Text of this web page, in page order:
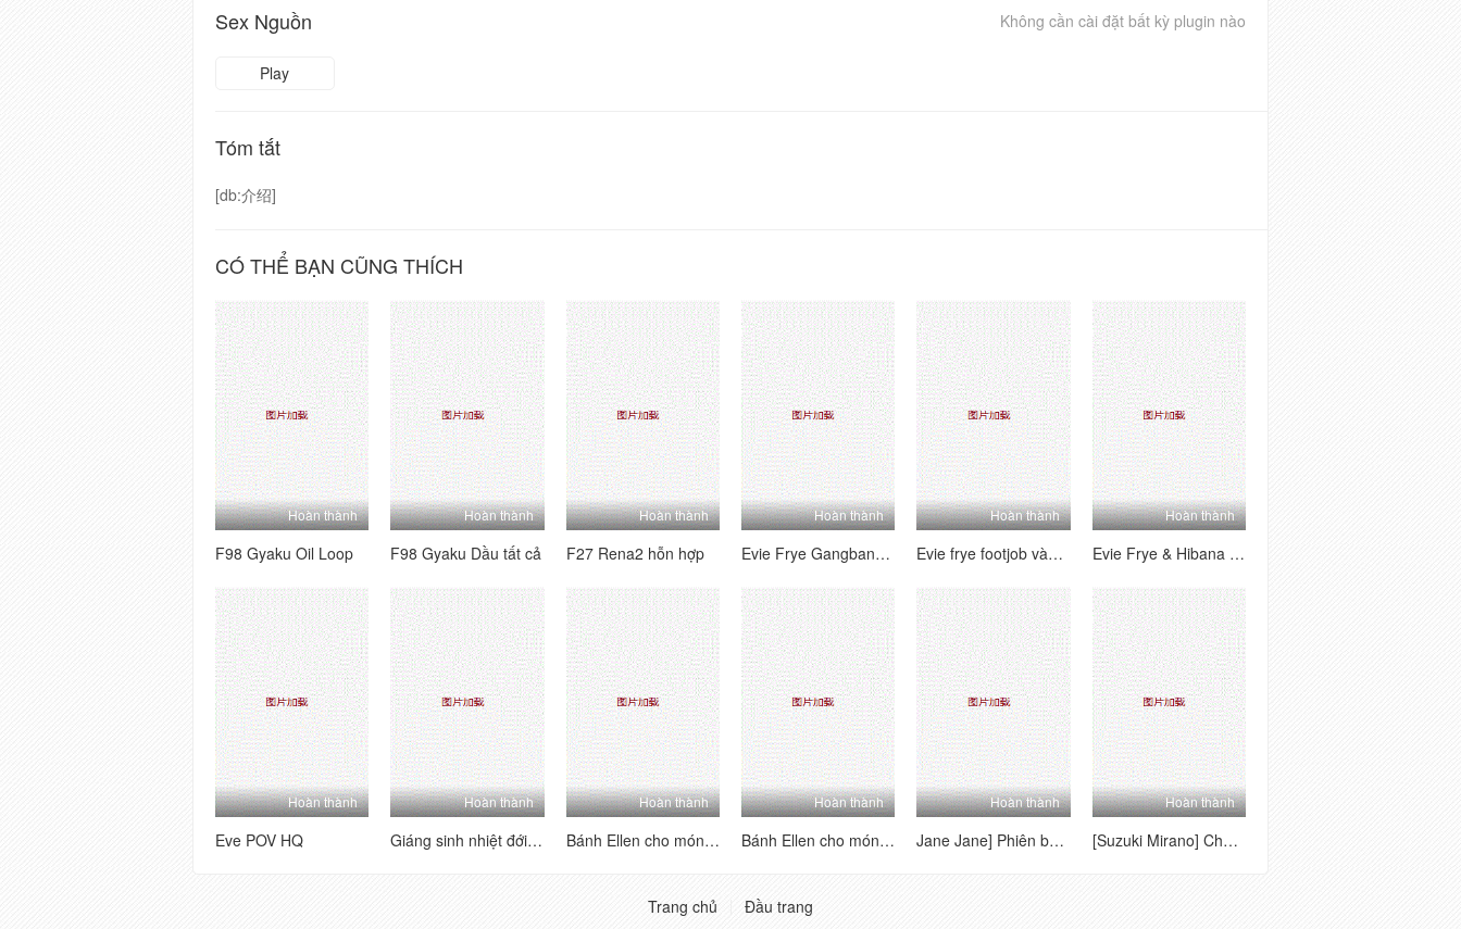
Không cần cài đặt bất kỳ plugin nào
Sex Nguồn
Play
Tóm tắt
[db:介绍]
CÓ THỂ BẠN CŨNG THÍCH
Hoàn thành
F98 Gyaku Oil Loop
Hoàn thành
F98 Gyaku Dầu tất cả
Hoàn thành
F27 Rena2 hỗn hợp
Hoàn thành
Evie Frye Gangbang Footfuck
Hoàn thành
Evie frye footjob vào miệng Hibana
Hoàn thành
Evie Frye & Hibana Double Footjob
Hoàn thành
Eve POV HQ
Hoàn thành
Giáng sinh nhiệt đới của Ellie
Hoàn thành
Bánh Ellen cho món tráng miệng 4 (4K)
Hoàn thành
Bánh Ellen cho món tráng miệng 3 (4K)
Hoàn thành
Jane Jane] Phiên bản đặc biệt của Amakano
Hoàn thành
[Suzuki Mirano] Chăn nuôi × cô ấy kết thúc thiên thần của cô ấy
Trang chủ
Đầu trang